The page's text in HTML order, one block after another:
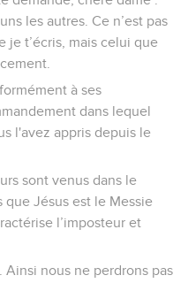
les autres. Ce n’est pas
je t’écris, mais celui que
à ses
dans lequel
l'avez appris depuis le
sont venus dans le
que Jésus est le Messie
l’imposteur et
Ainsi nous ne perdrons pas